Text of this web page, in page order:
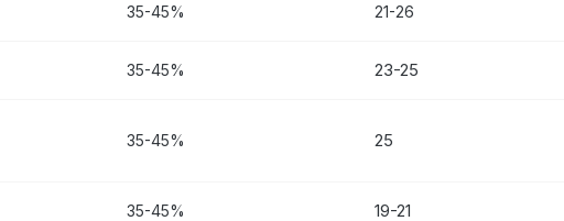
35-45% 21-26
35-45% 23-25
35-45% 25
35-45% 19-21